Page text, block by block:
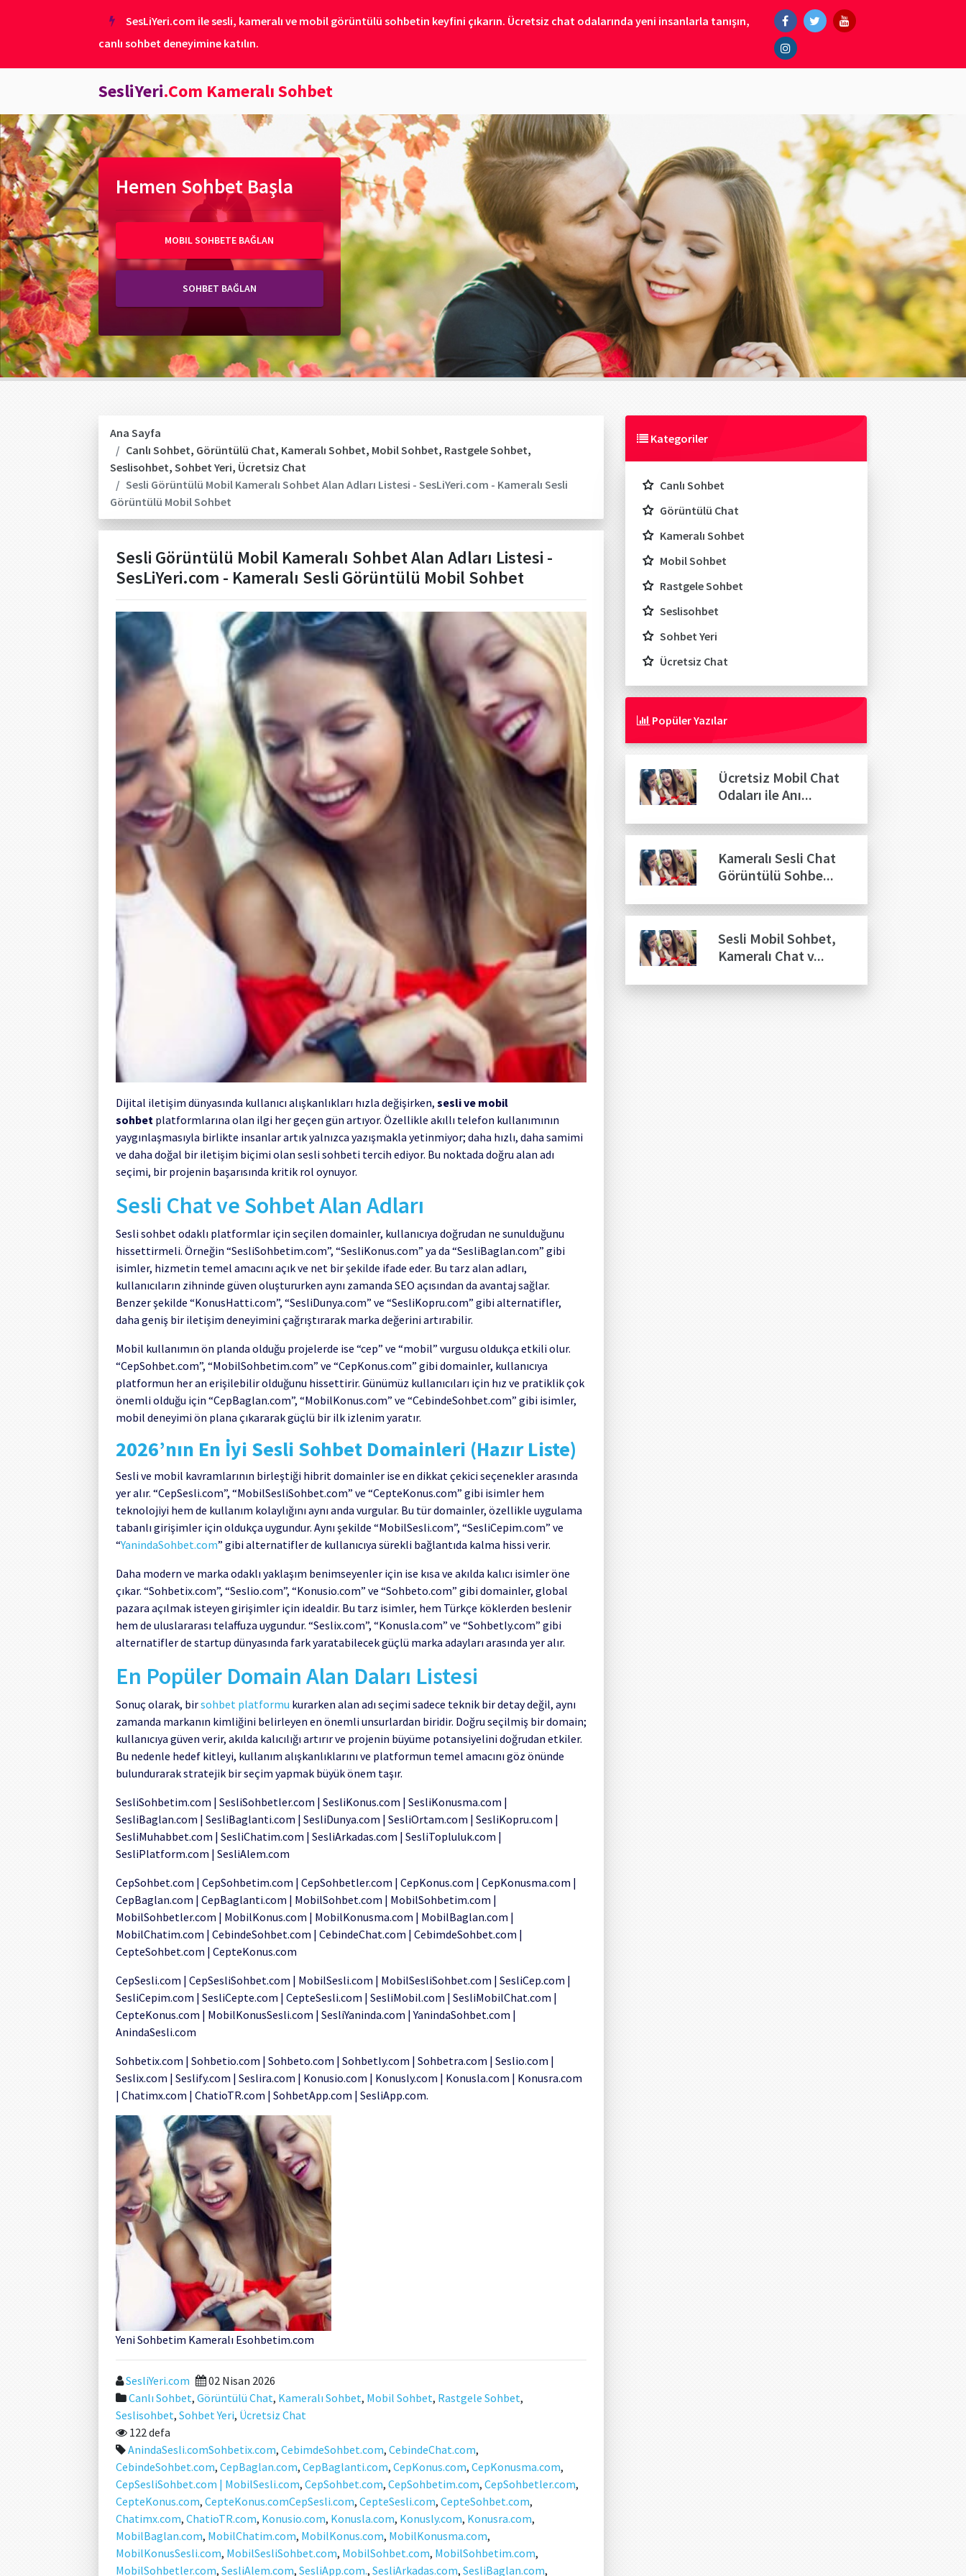
SesLiYeri.com ile sesli, kameralı ve mobil görüntülü sohbetin keyfini çıkarın. Ücretsiz chat odalarında yeni insanlarla tanışın,
canlı sohbet deneyimine katılın.
SesliYeri.Com Kameralı Sohbet
Hemen Sohbet Başla
MOBIL SOHBETE BAĞLAN
SOHBET BAĞLAN
Ana Sayfa
Canlı Sohbet, Görüntülü Chat, Kameralı Sohbet, Mobil Sohbet, Rastgele Sohbet,
Seslisohbet, Sohbet Yeri, Ücretsiz Chat
Sesli Görüntülü Mobil Kameralı Sohbet Alan Adları Listesi - SesLiYeri.com - Kameralı Sesli
Görüntülü Mobil Sohbet
Sesli Görüntülü Mobil Kameralı Sohbet Alan Adları Listesi -
SesLiYeri.com - Kameralı Sesli Görüntülü Mobil Sohbet
Dijital iletişim dünyasında kullanıcı alışkanlıkları hızla değişirken, sesli ve mobil
sohbet platformlarına olan ilgi her geçen gün artıyor. Özellikle akıllı telefon kullanımının
yaygınlaşmasıyla birlikte insanlar artık yalnızca yazışmakla yetinmiyor; daha hızlı, daha samimi
ve daha doğal bir iletişim biçimi olan sesli sohbeti tercih ediyor. Bu noktada doğru alan adı
seçimi, bir projenin başarısında kritik rol oynuyor.
Sesli Chat ve Sohbet Alan Adları
Sesli sohbet odaklı platformlar için seçilen domainler, kullanıcıya doğrudan ne sunulduğunu
hissettirmeli. Örneğin “SesliSohbetim.com”, “SesliKonus.com” ya da “SesliBaglan.com” gibi
isimler, hizmetin temel amacını açık ve net bir şekilde ifade eder. Bu tarz alan adları,
kullanıcıların zihninde güven oluştururken aynı zamanda SEO açısından da avantaj sağlar.
Benzer şekilde “KonusHatti.com”, “SesliDunya.com” ve “SesliKopru.com” gibi alternatifler,
daha geniş bir iletişim deneyimini çağrıştırarak marka değerini artırabilir.
Mobil kullanımın ön planda olduğu projelerde ise “cep” ve “mobil” vurgusu oldukça etkili olur.
“CepSohbet.com”, “MobilSohbetim.com” ve “CepKonus.com” gibi domainler, kullanıcıya
platformun her an erişilebilir olduğunu hissettirir. Günümüz kullanıcıları için hız ve pratiklik çok
önemli olduğu için “CepBaglan.com”, “MobilKonus.com” ve “CebindeSohbet.com” gibi isimler,
mobil deneyimi ön plana çıkararak güçlü bir ilk izlenim yaratır.
2026’nın En İyi Sesli Sohbet Domainleri (Hazır Liste)
Sesli ve mobil kavramlarının birleştiği hibrit domainler ise en dikkat çekici seçenekler arasında
yer alır. “CepSesli.com”, “MobilSesliSohbet.com” ve “CepteKonus.com” gibi isimler hem
teknolojiyi hem de kullanım kolaylığını aynı anda vurgular. Bu tür domainler, özellikle uygulama
tabanlı girişimler için oldukça uygundur. Aynı şekilde “MobilSesli.com”, “SesliCepim.com” ve
“YanindaSohbet.com” gibi alternatifler de kullanıcıya sürekli bağlantıda kalma hissi verir.
Daha modern ve marka odaklı yaklaşım benimseyenler için ise kısa ve akılda kalıcı isimler öne
çıkar. “Sohbetix.com”, “Seslio.com”, “Konusio.com” ve “Sohbeto.com” gibi domainler, global
pazara açılmak isteyen girişimler için idealdir. Bu tarz isimler, hem Türkçe köklerden beslenir
hem de uluslararası telaffuza uygundur. “Seslix.com”, “Konusla.com” ve “Sohbetly.com” gibi
alternatifler de startup dünyasında fark yaratabilecek güçlü marka adayları arasında yer alır.
En Popüler Domain Alan Daları Listesi
Sonuç olarak, birsohbet platformu kurarken alan adı seçimi sadece teknik bir detay değil, aynı
zamanda markanın kimliğini belirleyen en önemli unsurlardan biridir. Doğru seçilmiş bir domain;
kullanıcıya güven verir, akılda kalıcılığı artırır ve projenin büyüme potansiyelini doğrudan etkiler.
Bu nedenle hedef kitleyi, kullanım alışkanlıklarını ve platformun temel amacını göz önünde
bulundurarak stratejik bir seçim yapmak büyük önem taşır.
SesliSohbetim.com | SesliSohbetler.com | SesliKonus.com | SesliKonusma.com |
SesliBaglan.com | SesliBaglanti.com | SesliDunya.com | SesliOrtam.com | SesliKopru.com |
SesliMuhabbet.com | SesliChatim.com | SesliArkadas.com | SesliTopluluk.com |
SesliPlatform.com | SesliAlem.com
CepSohbet.com | CepSohbetim.com | CepSohbetler.com | CepKonus.com | CepKonusma.com |
CepBaglan.com | CepBaglanti.com | MobilSohbet.com | MobilSohbetim.com |
MobilSohbetler.com | MobilKonus.com | MobilKonusma.com | MobilBaglan.com |
MobilChatim.com | CebindeSohbet.com | CebindeChat.com | CebimdeSohbet.com |
CepteSohbet.com | CepteKonus.com
CepSesli.com | CepSesliSohbet.com | MobilSesli.com | MobilSesliSohbet.com | SesliCep.com |
SesliCepim.com | SesliCepte.com | CepteSesli.com | SesliMobil.com | SesliMobilChat.com |
CepteKonus.com | MobilKonusSesli.com | SesliYaninda.com | YanindaSohbet.com |
AnindaSesli.com
Sohbetix.com | Sohbetio.com | Sohbeto.com | Sohbetly.com | Sohbetra.com | Seslio.com |
Seslix.com | Seslify.com | Seslira.com | Konusio.com | Konusly.com | Konusla.com | Konusra.com
| Chatimx.com | ChatioTR.com | SohbetApp.com | SesliApp.com.
Yeni Sohbetim Kameralı Esohbetim.com
SesliYeri.com
02 Nisan 2026
Canlı Sohbet, Görüntülü Chat, Kameralı Sohbet, Mobil Sohbet, Rastgele Sohbet,
Seslisohbet, Sohbet Yeri, Ücretsiz Chat
122 defa
AnindaSesli.comSohbetix.com, CebimdeSohbet.com, CebindeChat.com,
CebindeSohbet.com, CepBaglan.com, CepBaglanti.com, CepKonus.com, CepKonusma.com,
CepSesliSohbet.com | MobilSesli.com, CepSohbet.com, CepSohbetim.com, CepSohbetler.com,
CepteKonus.com, CepteKonus.comCepSesli.com, CepteSesli.com, CepteSohbet.com,
Chatimx.com, ChatioTR.com, Konusio.com, Konusla.com, Konusly.com, Konusra.com,
MobilBaglan.com, MobilChatim.com, MobilKonus.com, MobilKonusma.com,
MobilKonusSesli.com, MobilSesliSohbet.com, MobilSohbet.com, MobilSohbetim.com,
MobilSohbetler.com, SesliAlem.com, SesliApp.com., SesliArkadas.com, SesliBaglan.com,
Kategoriler
Canlı Sohbet
Görüntülü Chat
Kameralı Sohbet
Mobil Sohbet
Rastgele Sohbet
Seslisohbet
Sohbet Yeri
Ücretsiz Chat
Popüler Yazılar
Ücretsiz Mobil Chat
Odaları ile Anı...
Kameralı Sesli Chat
Görüntülü Sohbe...
Sesli Mobil Sohbet,
Kameralı Chat v...